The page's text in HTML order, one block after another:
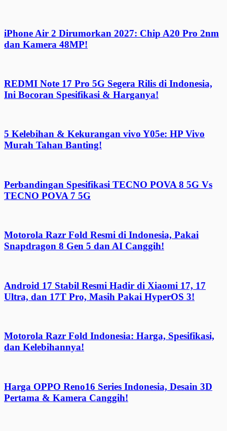
iPhone Air 2 Dirumorkan 2027: Chip A20 Pro 2nm
dan Kamera 48MP!
REDMI Note 17 Pro 5G Segera Rilis di Indonesia,
Ini Bocoran Spesifikasi & Harganya!
5 Kelebihan & Kekurangan vivo Y05e: HP Vivo
Murah Tahan Banting!
Perbandingan Spesifikasi TECNO POVA 8 5G Vs
TECNO POVA 7 5G
Motorola Razr Fold Resmi di Indonesia, Pakai
Snapdragon 8 Gen 5 dan AI Canggih!
Android 17 Stabil Resmi Hadir di Xiaomi 17, 17
Ultra, dan 17T Pro, Masih Pakai HyperOS 3!
Motorola Razr Fold Indonesia: Harga, Spesifikasi,
dan Kelebihannya!
Harga OPPO Reno16 Series Indonesia, Desain 3D
Pertama & Kamera Canggih!